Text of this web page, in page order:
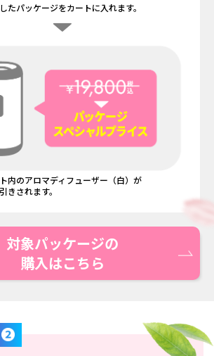
たパッケージをカートに入れます。
内のアロマディフューザー（白）が
きされます。
対象パッケージの
購入はこちら